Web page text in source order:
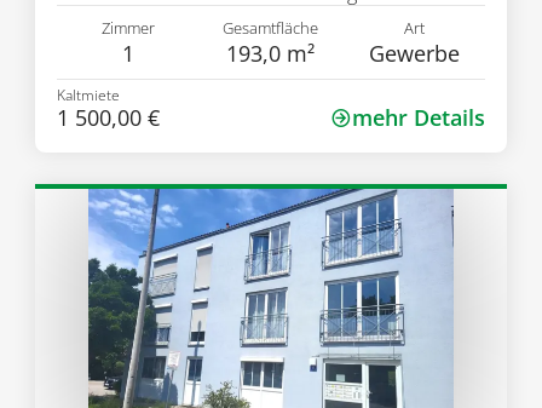
Zimmer
1
Gesamtfläche
193,0 m²
Art
Gewerbe
Kaltmiete
1 500,00 € mehr Details